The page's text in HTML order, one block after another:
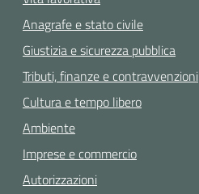
Anagrafe e stato civile
Giustizia e sicurezza pubblica
Tributi, finanze e contravvenzioni
Cultura e tempo libero
Ambiente
Imprese e commercio
Autorizzazioni